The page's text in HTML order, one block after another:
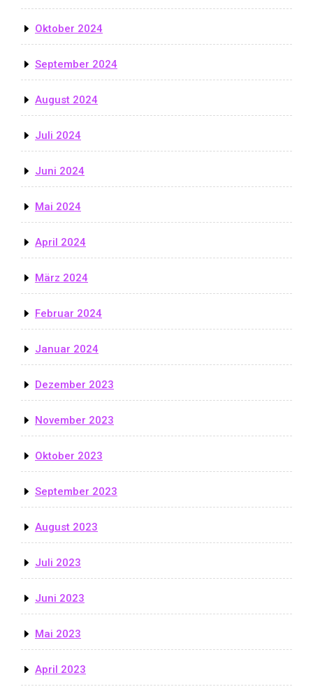
Oktober 2024
September 2024
August 2024
Juli 2024
Juni 2024
Mai 2024
April 2024
März 2024
Februar 2024
Januar 2024
Dezember 2023
November 2023
Oktober 2023
September 2023
August 2023
Juli 2023
Juni 2023
Mai 2023
April 2023